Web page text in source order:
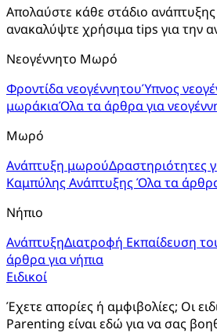
Απολαύστε κάθε στάδιο
ανακαλύψτε χρήσιμα tips για την
Νεογέννητο Μωρό
Φροντίδα νεογέννητουΎπνος
μωράκιαΌλα τα άρθρα για
Μωρό
Ανάπτυξη μωρούΔραστηριότητες
Καμπύλης Ανάπτυξης Όλα τα
Νήπιο
ΑνάπτυξηΔιατροφή Εκπαίδευση
άρθρα για νήπια
Ειδικοί
Έχετε απορίες ή αμφιβολίες; Οι
Parenting είναι εδώ για να σας